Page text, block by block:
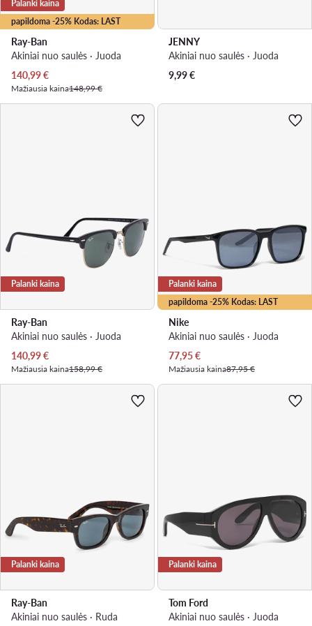
papildoma -25% Kodas: LAST
Palanki kaina
Ray-Ban
Akiniai nuo saulės · Juoda
Dabartinė kaina
140,99€
Mažiausia kaina148,99 €
JENNY
Akiniai nuo saulės · Juoda
9,99€
Palanki kaina
Ray-Ban
Akiniai nuo saulės · Juoda
Dabartinė kaina
140,99€
Mažiausia kaina158,99 €
papildoma -25% Kodas: LAST
Palanki kaina
Nike
Akiniai nuo saulės · Juoda
Dabartinė kaina
77,95€
Mažiausia kaina87,95 €
Palanki kaina
Ray-Ban
Akiniai nuo saulės · Ruda
Palanki kaina
Tom Ford
Akiniai nuo saulės · Juoda